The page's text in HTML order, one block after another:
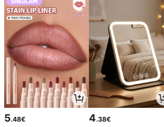
5.48€ 4.38€